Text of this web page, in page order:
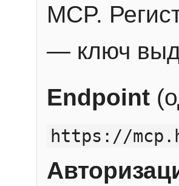
MCP.
— ключ
Endpoint
https://